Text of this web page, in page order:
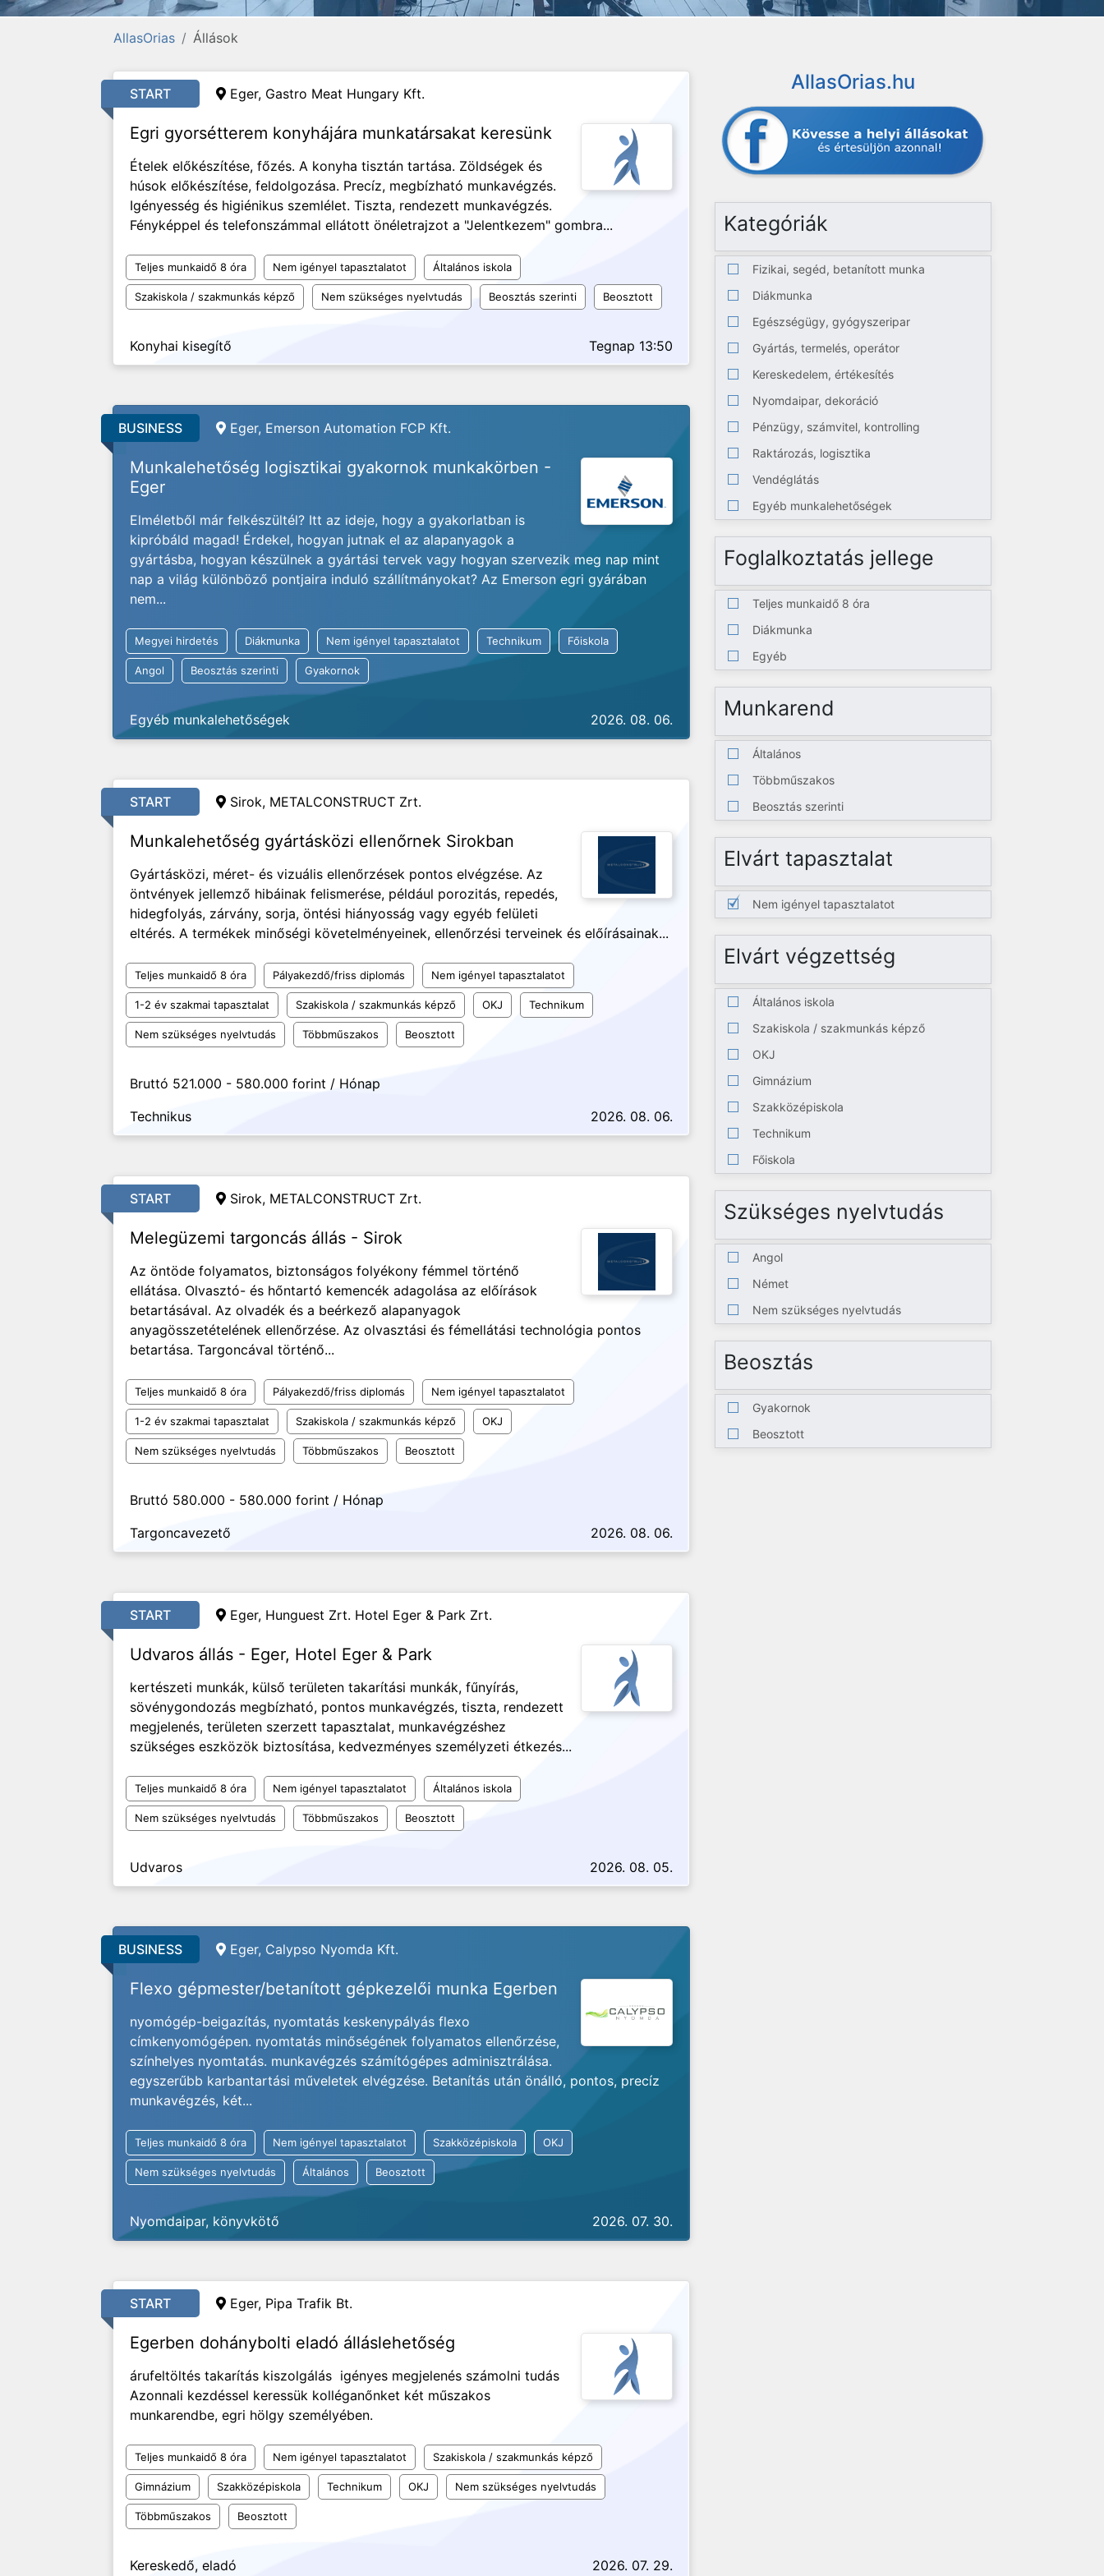
AllasOrias Állások
START Eger, Gastro Meat Hungary Kft.
Egri gyorsétterem konyhájára munkatársakat keresünk
Ételek előkészítése, főzés. A konyha tisztán tartása. Zöldségek és
húsok előkészítése, feldolgozása. Precíz, megbízható munkavégzés.
Igényesség és higiénikus szemlélet. Tiszta, rendezett munkavégzés.
Fényképpel és telefonszámmal ellátott önéletrajzot a "Jelentkezem" gombra...
Teljes munkaidő 8 óra Nem igényel tapasztalatot Általános iskola
Szakiskola / szakmunkás képző Nem szükséges nyelvtudás Beosztás szerinti Beosztott
Konyhai kisegítő Tegnap 13:50
BUSINESS Eger, Emerson Automation FCP Kft.
Munkalehetőség logisztikai gyakornok munkakörben -
Eger
Elméletből már felkészültél? Itt az ideje, hogy a gyakorlatban is
kipróbáld magad! Érdekel, hogyan jutnak el az alapanyagok a
gyártásba, hogyan készülnek a gyártási tervek vagy hogyan szervezik meg nap mint
nap a világ különböző pontjaira induló szállítmányokat? Az Emerson egri gyárában
nem...
Megyei hirdetés Diákmunka Nem igényel tapasztalatot Technikum Főiskola
Angol Beosztás szerinti Gyakornok
Egyéb munkalehetőségek 2026. 08. 06.
START Sirok, METALCONSTRUCT Zrt.
Munkalehetőség gyártásközi ellenőrnek Sirokban
Gyártásközi, méret- és vizuális ellenőrzések pontos elvégzése. Az
öntvények jellemző hibáinak felismerése, például porozitás, repedés,
hidegfolyás, zárvány, sorja, öntési hiányosság vagy egyéb felületi
eltérés. A termékek minőségi követelményeinek, ellenőrzési terveinek és előírásainak...
Teljes munkaidő 8 óra Pályakezdő/friss diplomás Nem igényel tapasztalatot
1-2 év szakmai tapasztalat Szakiskola / szakmunkás képző OKJ Technikum
Nem szükséges nyelvtudás Többműszakos Beosztott
Bruttó 521.000 - 580.000 forint / Hónap
Technikus
2026. 08. 06.
START Sirok, METALCONSTRUCT Zrt.
Melegüzemi targoncás állás - Sirok
Az öntöde folyamatos, biztonságos folyékony fémmel történő
ellátása. Olvasztó- és hőntartó kemencék adagolása az előírások
betartásával. Az olvadék és a beérkező alapanyagok
anyagösszetételének ellenőrzése. Az olvasztási és fémellátási technológia pontos
betartása. Targoncával történő...
Teljes munkaidő 8 óra Pályakezdő/friss diplomás Nem igényel tapasztalatot
1-2 év szakmai tapasztalat Szakiskola / szakmunkás képző OKJ
Nem szükséges nyelvtudás Többműszakos Beosztott
Bruttó 580.000 - 580.000 forint / Hónap
Targoncavezető
2026. 08. 06.
START Eger, Hunguest Zrt. Hotel Eger & Park Zrt.
Udvaros állás - Eger, Hotel Eger & Park
kertészeti munkák, külső területen takarítási munkák, fűnyírás,
sövénygondozás megbízható, pontos munkavégzés, tiszta, rendezett
megjelenés, területen szerzett tapasztalat, munkavégzéshez
szükséges eszközök biztosítása, kedvezményes személyzeti étkezés...
Teljes munkaidő 8 óra Nem igényel tapasztalatot Általános iskola
Nem szükséges nyelvtudás Többműszakos Beosztott
Udvaros 2026. 08. 05.
BUSINESS Eger, Calypso Nyomda Kft.
Flexo gépmester/betanított gépkezelői munka Egerben
nyomógép-beigazítás, nyomtatás keskenypályás flexo
címkenyomógépen. nyomtatás minőségének folyamatos ellenőrzése,
színhelyes nyomtatás. munkavégzés számítógépes adminisztrálása.
egyszerűbb karbantartási műveletek elvégzése. Betanítás után önálló, pontos, precíz
munkavégzés, két...
Teljes munkaidő 8 óra Nem igényel tapasztalatot Szakközépiskola OKJ
Nem szükséges nyelvtudás Általános Beosztott
Nyomdaipar, könyvkötő 2026. 07. 30.
START Eger, Pipa Trafik Bt.
Egerben dohánybolti eladó álláslehetőség
árufeltöltés takarítás kiszolgálás igényes megjelenés számolni tudás
Azonnali kezdéssel keressük kolléganőnket két műszakos
munkarendbe, egri hölgy személyében.
Teljes munkaidő 8 óra Nem igényel tapasztalatot Szakiskola / szakmunkás képző
Gimnázium Szakközépiskola Technikum OKJ Nem szükséges nyelvtudás
Többműszakos Beosztott
Kereskedő, eladó 2026. 07. 29.
AllasOrias.hu
Kategóriák
Fizikai, segéd, betanított munka
Diákmunka
Egészségügy, gyógyszeripar
Gyártás, termelés, operátor
Kereskedelem, értékesítés
Nyomdaipar, dekoráció
Pénzügy, számvitel, kontrolling
Raktározás, logisztika
Vendéglátás
Egyéb munkalehetőségek
Foglalkoztatás jellege
Teljes munkaidő 8 óra
Diákmunka
Egyéb
Munkarend
Általános
Többműszakos
Beosztás szerinti
Elvárt tapasztalat
Nem igényel tapasztalatot
Elvárt végzettség
Általános iskola
Szakiskola / szakmunkás képző
OKJ
Gimnázium
Szakközépiskola
Technikum
Főiskola
Szükséges nyelvtudás
Angol
Német
Nem szükséges nyelvtudás
Beosztás
Gyakornok
Beosztott